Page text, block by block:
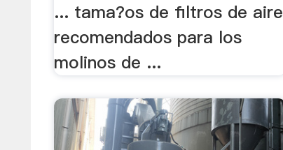
... tama?os de filtros de aire
recomendados para los
molinos de ...